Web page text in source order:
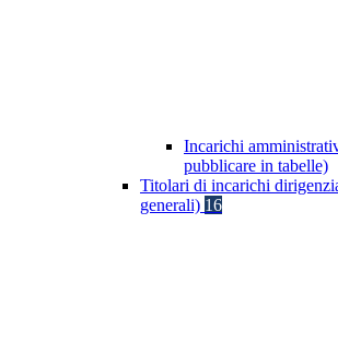
Incarichi
pubblicare in tabelle)
Titolari di incarichi
generali) 16